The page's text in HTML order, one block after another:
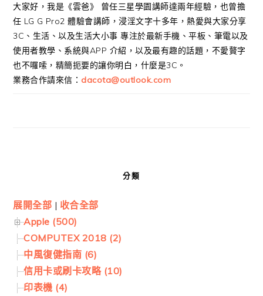
大家好，我是《雲爸》 曾任三星學園講師達兩年經驗，也曾擔
任 LG G Pro2 體驗會講師，浸淫文字十多年，熱愛與大家分享
3C、生活、以及生活大小事 專注於最新手機、平板、筆電以及
使用者教學、系統與APP 介紹，以及最有趣的話題，不愛贅字
也不囉嗦，精簡扼要的讓你明白，什麼是3C。
業務合作請來信： dacota@outlook.com
分類
展開全部 | 收合全部
Apple (500)
COMPUTEX 2018 (2)
中風復健指南 (6)
信用卡或刷卡攻略 (10)
印表機 (4)